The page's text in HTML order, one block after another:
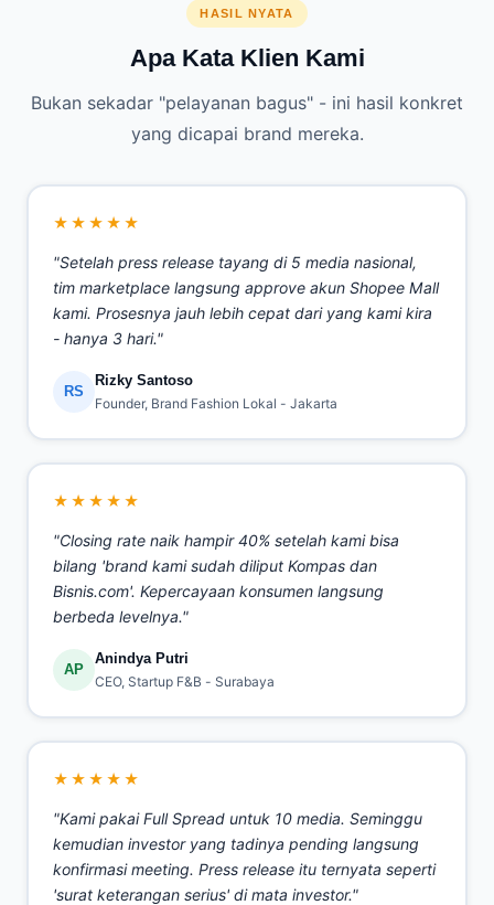
HASIL NYATA
Apa Kata Klien Kami
Bukan sekadar "pelayanan bagus" - ini hasil konkret
yang dicapai brand mereka.
★★★★★
"Setelah press release tayang di 5 media nasional,
tim marketplace langsung approve akun Shopee Mall
kami. Prosesnya jauh lebih cepat dari yang kami kira
- hanya 3 hari."
RS
Rizky Santoso
Founder, Brand Fashion Lokal - Jakarta
★★★★★
"Closing rate naik hampir 40% setelah kami bisa
bilang 'brand kami sudah diliput Kompas dan
Bisnis.com'. Kepercayaan konsumen langsung
berbeda levelnya."
AP
Anindya Putri
CEO, Startup F&B - Surabaya
★★★★★
"Kami pakai Full Spread untuk 10 media. Seminggu
kemudian investor yang tadinya pending langsung
konfirmasi meeting. Press release itu ternyata seperti
'surat keterangan serius' di mata investor."